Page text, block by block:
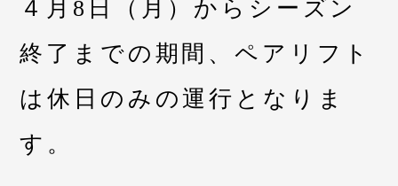
４月8日（月）からシーズン
終了までの期間、ペアリフト
は休日のみの運行となりま
す。